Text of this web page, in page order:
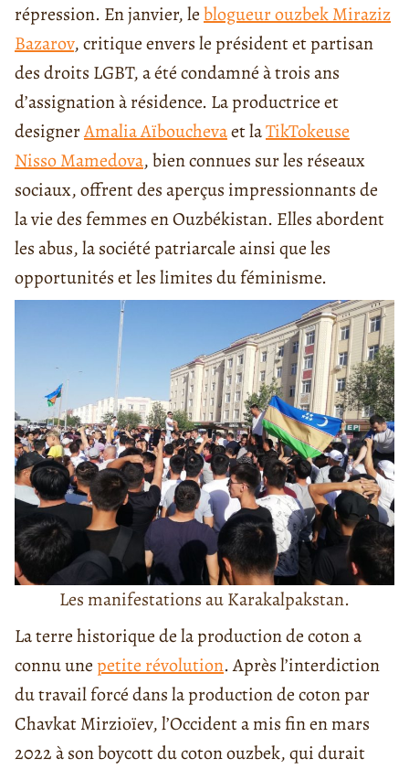
répression. En janvier, leblogueur ouzbek Miraziz
Bazarov, critique envers le président et partisan
des droits LGBT, a été condamné à trois ans
d’assignation à résidence. La productrice et
designerAmalia Aïbouchevaet laTikTokeuse
Nisso Mamedova, bien connues sur les réseaux
sociaux, offrent des aperçus impressionnants de
la vie des femmes en Ouzbékistan. Elles abordent
les abus, la société patriarcale ainsi que les
opportunités et les limites du féminisme.
Les manifestations au Karakalpakstan.
La terre historique de la production de coton a
connu unepetite révolution. Après l’interdiction
du travail forcé dans la production de coton par
Chavkat Mirzioïev, l’Occident a mis fin en mars
2022 à son boycott du coton ouzbek, qui durait